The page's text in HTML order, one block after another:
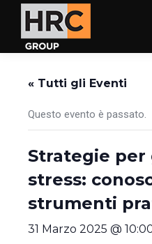
« Tutti gli Eventi
Questo evento è passato.
Strategie per
stress:
strumenti
31 Marzo 2025 @